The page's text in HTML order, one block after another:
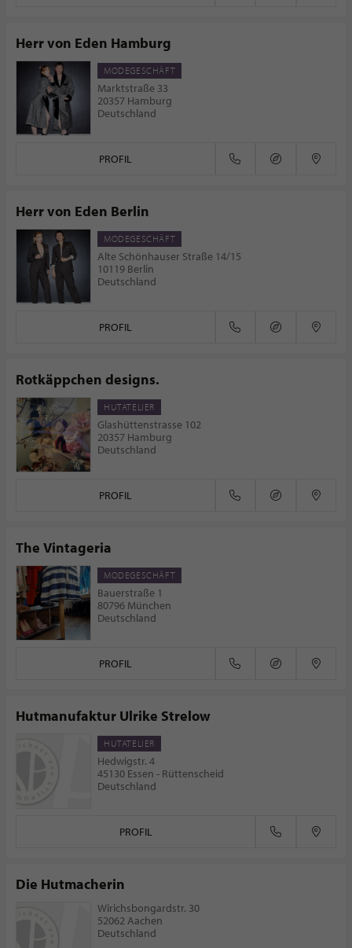
Herr von Eden Hamburg
MODEGESCHÄFT
Marktstraße 33
20357 Hamburg
Deutschland
PROFIL
Herr von Eden Berlin
MODEGESCHÄFT
Alte Schönhauser Straße 14/15
10119 Berlin
Deutschland
PROFIL
Rotkäppchen designs.
HUTATELIER
Glashüttenstrasse 102
20357 Hamburg
Deutschland
PROFIL
The Vintageria
MODEGESCHÄFT
Bauerstraße 1
80796 München
Deutschland
PROFIL
Hutmanufaktur Ulrike Strelow
HUTATELIER
Hedwigstr. 4
45130 Essen - Rüttenscheid
Deutschland
PROFIL
Die Hutmacherin
Wirichsbongardstr. 30
52062 Aachen
Deutschland